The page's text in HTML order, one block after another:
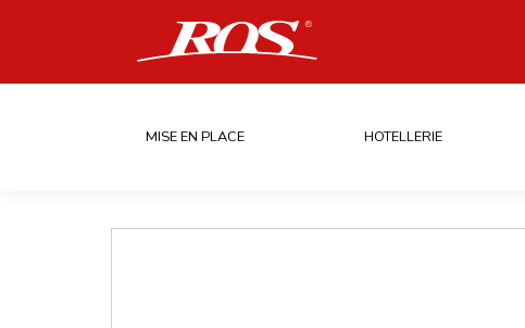
MISE EN PLACE HOTELLERIE